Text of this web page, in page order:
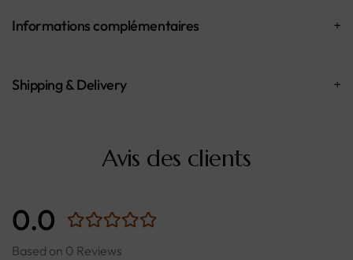
Informations complémentaires
Shipping & Delivery
Avis des clients
0.0
Based on 0 Reviews